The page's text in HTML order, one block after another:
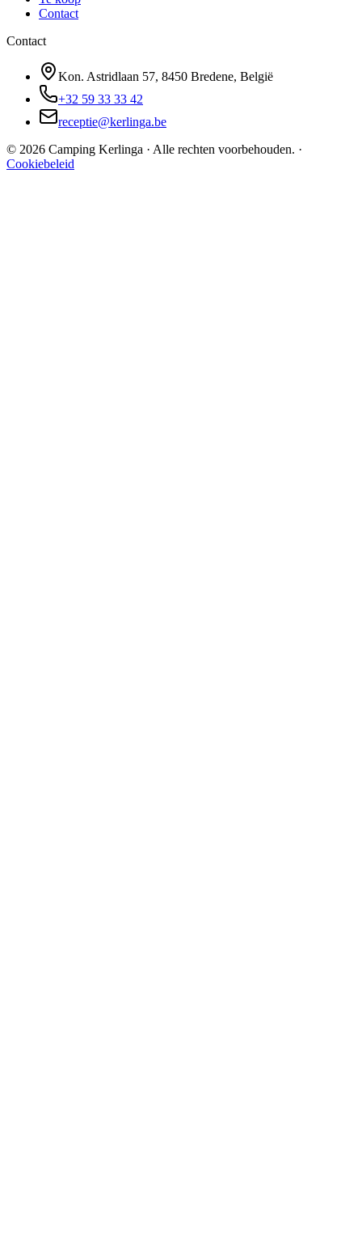
Contact
Contact
Kon. Astridlaan 57, 8450 Bredene, België
+32 59 33 33 42
receptie@kerlinga.be
© 2026 Camping Kerlinga · Alle rechten voorbehouden. ·
Cookiebeleid